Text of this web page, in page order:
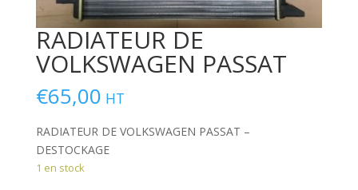
RADIATEUR DE
VOLKSWAGEN PASSAT
€65,00 HT
RADIATEUR DE VOLKSWAGEN PASSAT –
DESTOCKAGE
1 en stock